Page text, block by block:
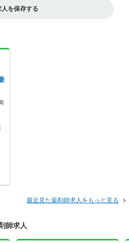
人を保存する
最近見た薬剤師求人をもっと見る
師求人